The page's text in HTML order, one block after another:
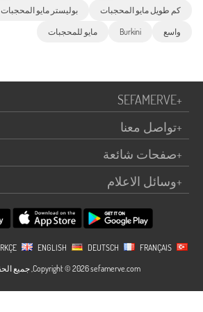
كم طويل مايو المحجبات بوليستر مايو المحجبات
واسع Burkini مايو للمحجبات
SEFAMERVE+
تواصل معنا+
صفحات شائعة+
وسائل الاعلام+
ENGLISH DEUTSCH FRANÇAIS
Copyright © 2026 sefamerve.com, جميع الحقوق محفوظة.